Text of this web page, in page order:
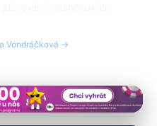
Vondráčková →